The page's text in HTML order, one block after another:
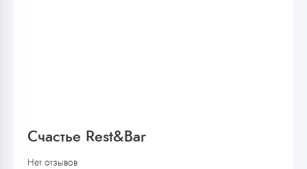
Счастье Rest&Bar
Нет отзывов